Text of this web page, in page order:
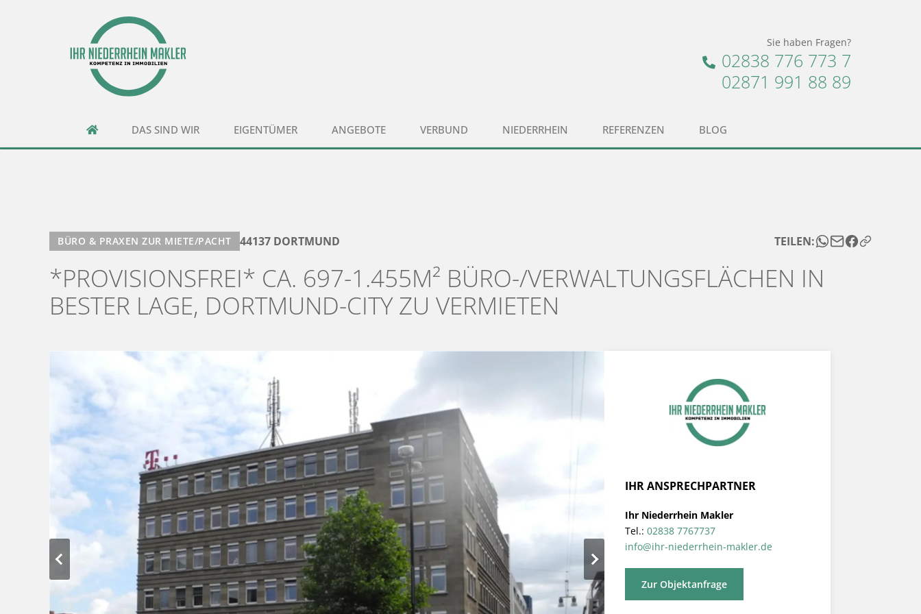
Sie haben Fragen?
02838 776 773 7
02871 991 88 89
DAS SIND WIR EIGENTÜMER ANGEBOTE VERBUND NIEDERRHEIN REFERENZEN BLOG
BÜRO & PRAXEN ZUR MIETE/PACHT 44137 DORTMUND TEILEN:
*PROVISIONSFREI* CA. 697-1.455M² BÜRO-/VERWALTUNGSFLÄCHEN IN
BESTER LAGE, DORTMUND-CITY ZU VERMIETEN
IHR ANSPRECHPARTNER
Ihr Niederrhein Makler
Tel.: 02838 7767737
info@ihr-niederrhein-makler.de
Zur Objektanfrage